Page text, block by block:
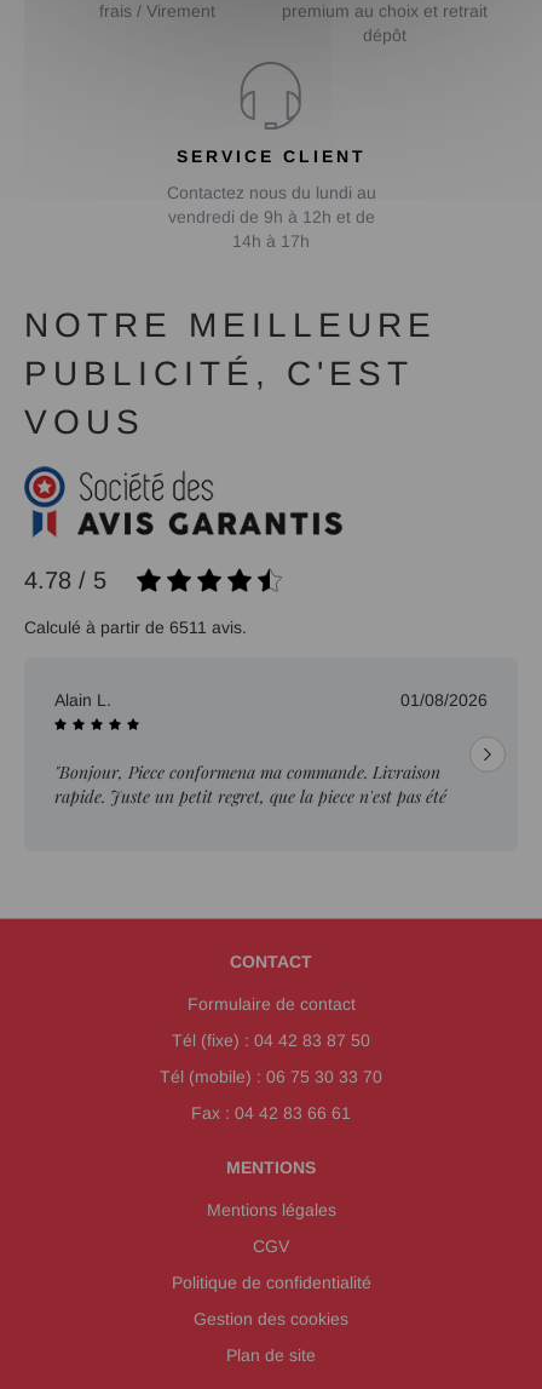
frais / Virement
premium au choix et retrait
dépôt
SERVICE CLIENT
Contactez nous du lundi au
vendredi de 9h à 12h et de
14h à 17h
NOTRE MEILLEURE
PUBLICITÉ, C'EST
VOUS
4.78 / 5
Calculé à partir de 6511 avis.
Alain L. 01/08/2026
"Bonjour, Piece conformena ma commande. Livraison
rapide. Juste un petit regret, que la piece n'est pas été
CONTACT
Formulaire de contact
Tél (fixe) : 04 42 83 87 50
Tél (mobile) : 06 75 30 33 70
Fax : 04 42 83 66 61
MENTIONS
Mentions légales
CGV
Politique de confidentialité
Gestion des cookies
Plan de site